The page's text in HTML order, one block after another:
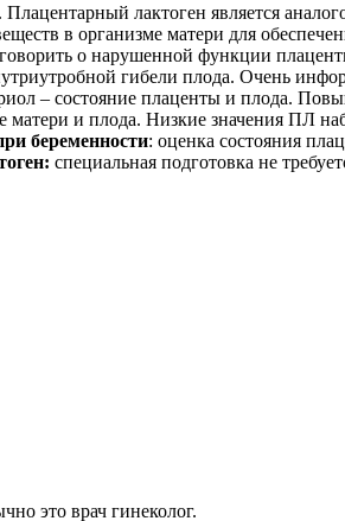
лактоген является
в организме матери для
о нарушенной функции
гибели плода. Очень
– состояние плаценты и плода.
матери и плода. Низкие значения ПЛ
беременности: оценка состояния
специальная подготовка не
это врач гинеколог.